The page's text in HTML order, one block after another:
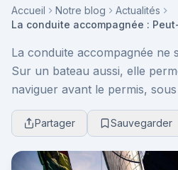
Accueil Notre blog
Actualités
La conduite accompagnée ne
Sur un bateau aussi, elle
naviguer avant le permis,
Formalités, règles et bonnes
Partager Sauvegarder